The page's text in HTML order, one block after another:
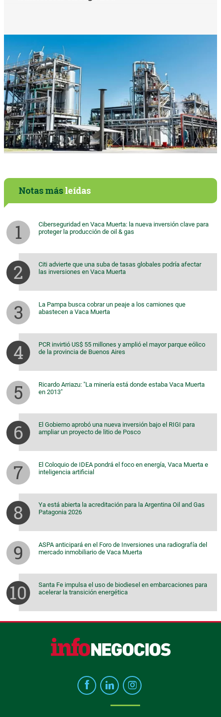
Notas másleídas
Ciberseguridad en Vaca Muerta: la nueva inversión clave para
proteger la producción de oil & gas
Citi advierte que una suba de tasas globales podría afectar
las inversiones en Vaca Muerta
La Pampa busca cobrar un peaje a los camiones que
abastecen a Vaca Muerta
PCR invirtió US$ 55 millones y amplió el mayor parque eólico
de la provincia de Buenos Aires
Ricardo Arriazu: "La minería está donde estaba Vaca Muerta
en 2013"
El Gobierno aprobó una nueva inversión bajo el RIGI para
ampliar un proyecto de litio de Posco
El Coloquio de IDEA pondrá el foco en energía, Vaca Muerta e
inteligencia artificial
Ya está abierta la acreditación para la Argentina Oil and Gas
Patagonia 2026
ASPA anticipará en el Foro de Inversiones una radiografía del
mercado inmobiliario de Vaca Muerta
Santa Fe impulsa el uso de biodiesel en embarcaciones para
acelerar la transición energética